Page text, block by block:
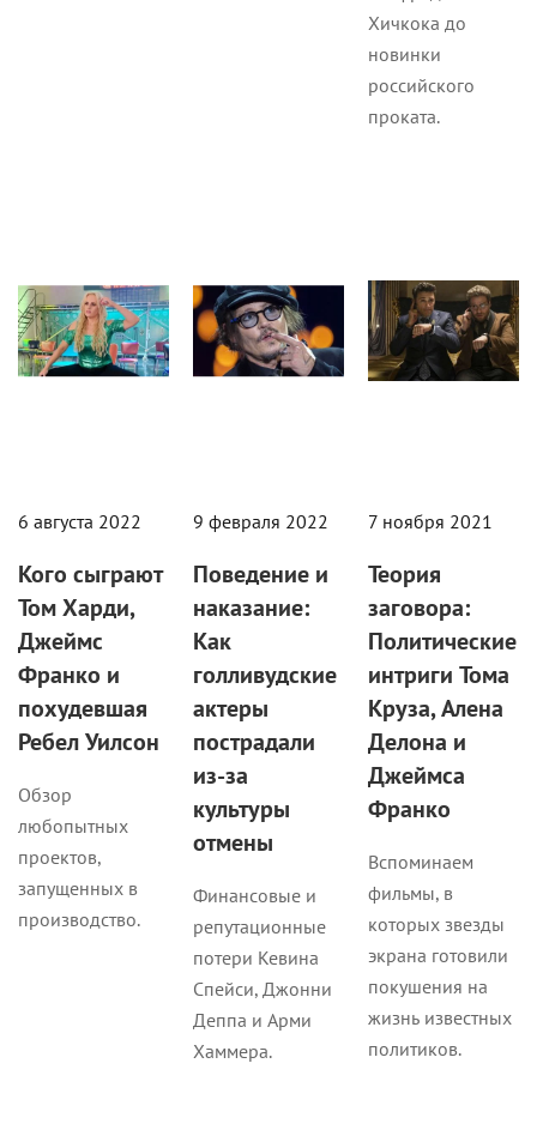
Хичкока до
новинки
российского
проката.
6 августа 2022
Кого сыграют
Том Харди,
Джеймс
Франко и
похудевшая
Ребел Уилсон
Обзор
любопытных
проектов,
запущенных в
производство.
9 февраля 2022
Поведение и
наказание:
Как
голливудские
актеры
пострадали
из-за
культуры
отмены
Финансовые и
репутационные
потери Кевина
Спейси, Джонни
Деппа и Арми
Хаммера.
7 ноября 2021
Теория
заговора:
Политические
интриги Тома
Круза, Алена
Делона и
Джеймса
Франко
Вспоминаем
фильмы, в
которых звезды
экрана готовили
покушения на
жизнь известных
политиков.